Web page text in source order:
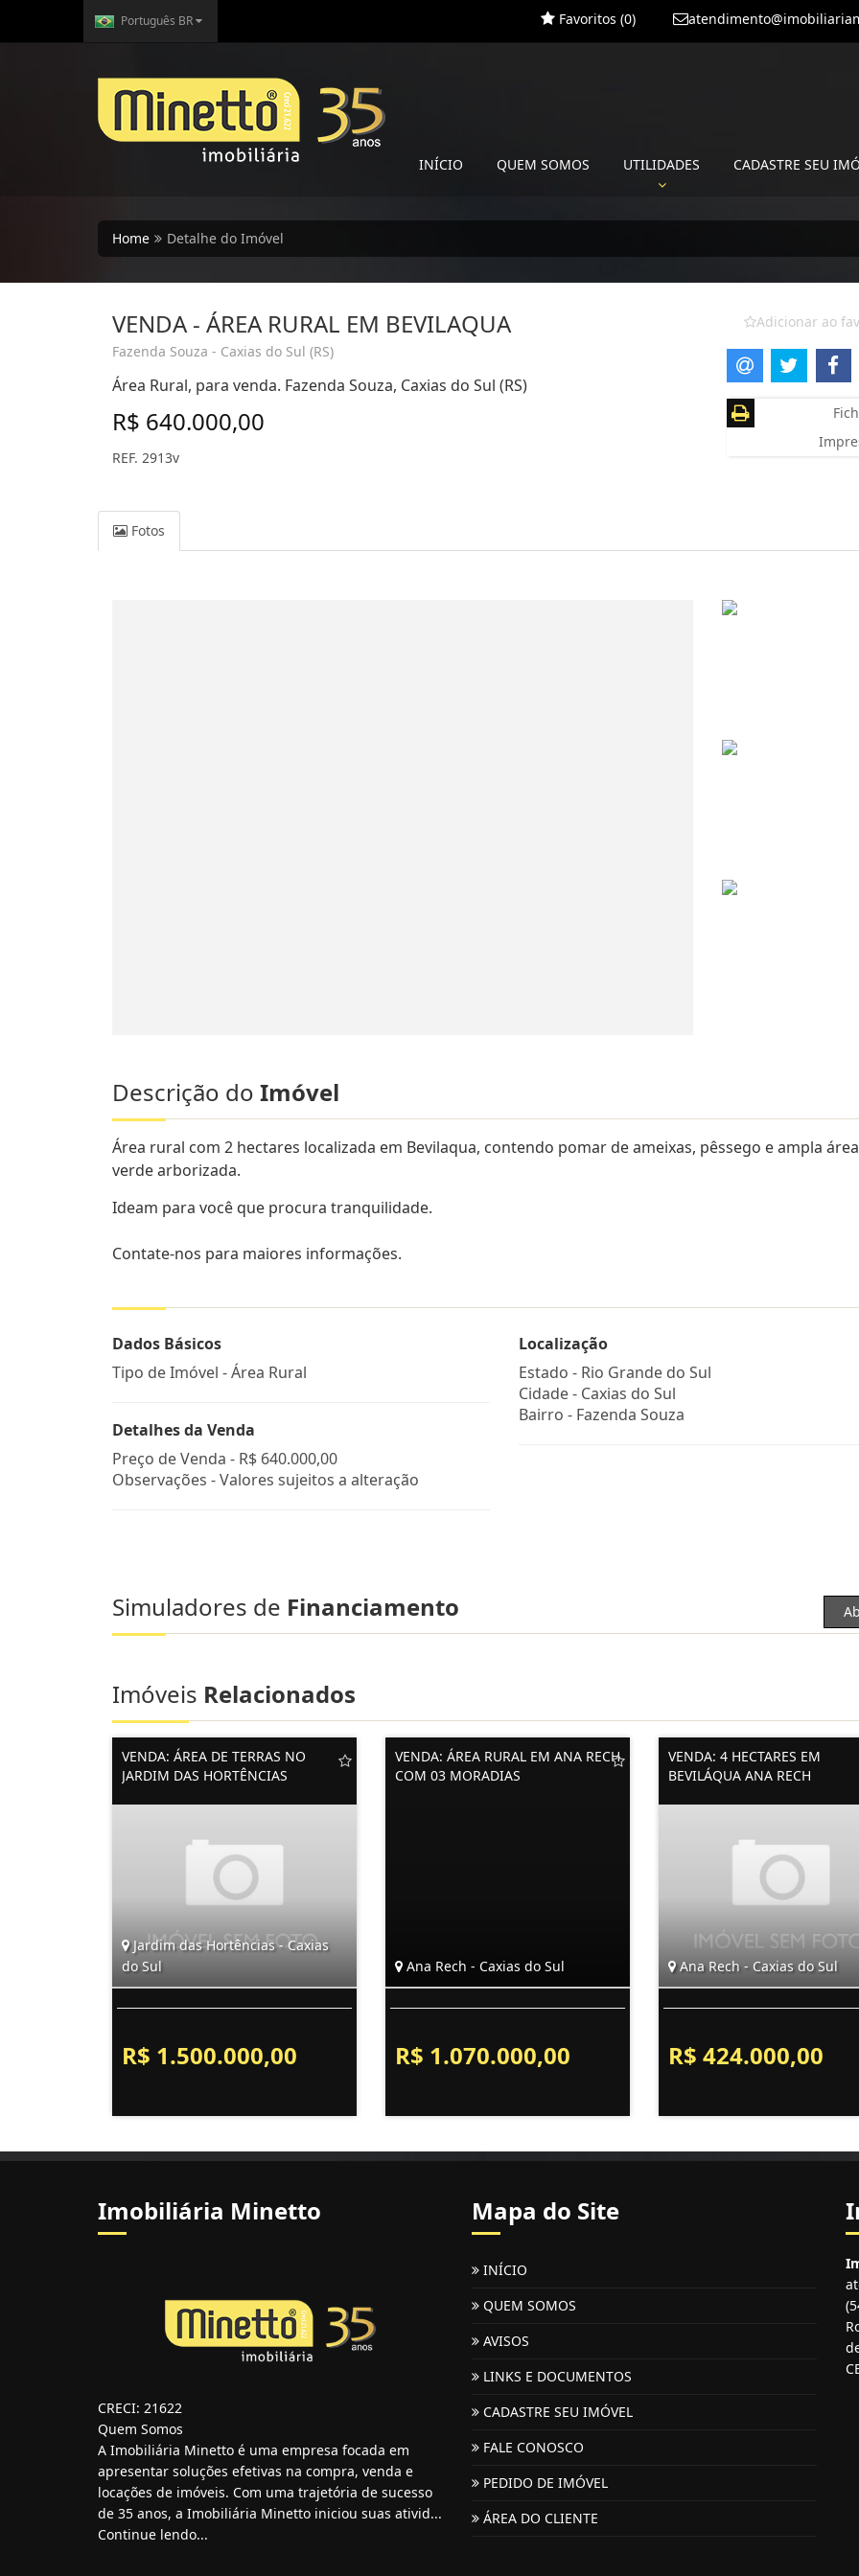
Português BR Favoritos (0)
INÍCIO QUEM SOMOS UTILIDADES CADASTRE SEU
Home Detalhe do Imóvel
VENDA - ÁREA RURAL EM BEVILAQUA
Fazenda Souza - Caxias do Sul (RS)
Área Rural, para venda. Fazenda Souza, Caxias do Sul (RS)
R$ 640.000,00
REF. 2913v
Adicionar ao
Fotos
Descrição do Imóvel
Área rural com 2 hectares localizada em Bevilaqua, contendo pomar de ameixas, pêssego e ampla área
verde arborizada.
Ideam para você que procura tranquilidade.
Contate-nos para maiores informações.
Dados Básicos
Tipo de Imóvel - Área Rural
Detalhes da Venda
Preço de Venda - R$ 640.000,00
Observações - Valores sujeitos a alteração
Localização
Estado - Rio Grande do Sul
Cidade - Caxias do Sul
Bairro - Fazenda Souza
Simuladores de Financiamento
Imóveis Relacionados
VENDA: ÁREA DE TERRAS NO
JARDIM DAS HORTÊNCIAS
Jardim das Hortências - Caxias
do Sul
R$ 1.500.000,00
VENDA: ÁREA RURAL EM ANA RECH
COM 03 MORADIAS
Ana Rech - Caxias do Sul
R$ 1.070.000,00
VENDA: 4 HECTARES EM
BEVILÁQUA ANA RECH
Ana Rech - Caxias do Sul
R$ 424.000,00
Imobiliária Minetto
CRECI: 21622
Quem Somos
A Imobiliária Minetto é uma empresa focada em
apresentar soluções efetivas na compra, venda e
locações de imóveis. Com uma trajetória de sucesso
de 35 anos, a Imobiliária Minetto iniciou suas ativid...
Continue lendo...
Mapa do Site
INÍCIO
QUEM SOMOS
AVISOS
LINKS E DOCUMENTOS
CADASTRE SEU IMÓVEL
FALE CONOSCO
PEDIDO DE IMÓVEL
ÁREA DO CLIENTE